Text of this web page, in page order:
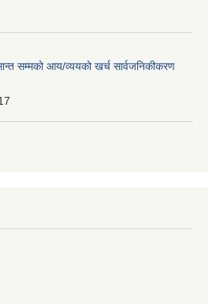
सम्मको आय/व्ययको खर्च सार्वजनिकीकरण